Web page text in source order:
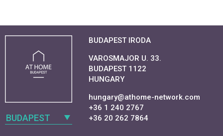
BUDAPEST
BUDAPEST IRODA
VAROSMAJOR U. 33.
BUDAPEST 1122
HUNGARY
hungary@athome-network.com
+36 1 240 2767
+36 20 262 7864